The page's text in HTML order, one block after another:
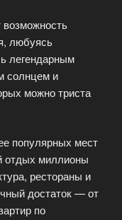
возможность
любуясь
легендарным
солнцем и
можно триста
популярных мест
отдых миллионы
рестораны и
достаток — от
по